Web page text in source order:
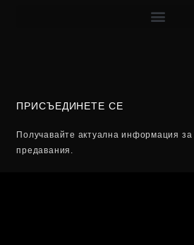
ПРИСЪЕДИНЕТЕ СЕ
Получавайте актуална информация
предавания.